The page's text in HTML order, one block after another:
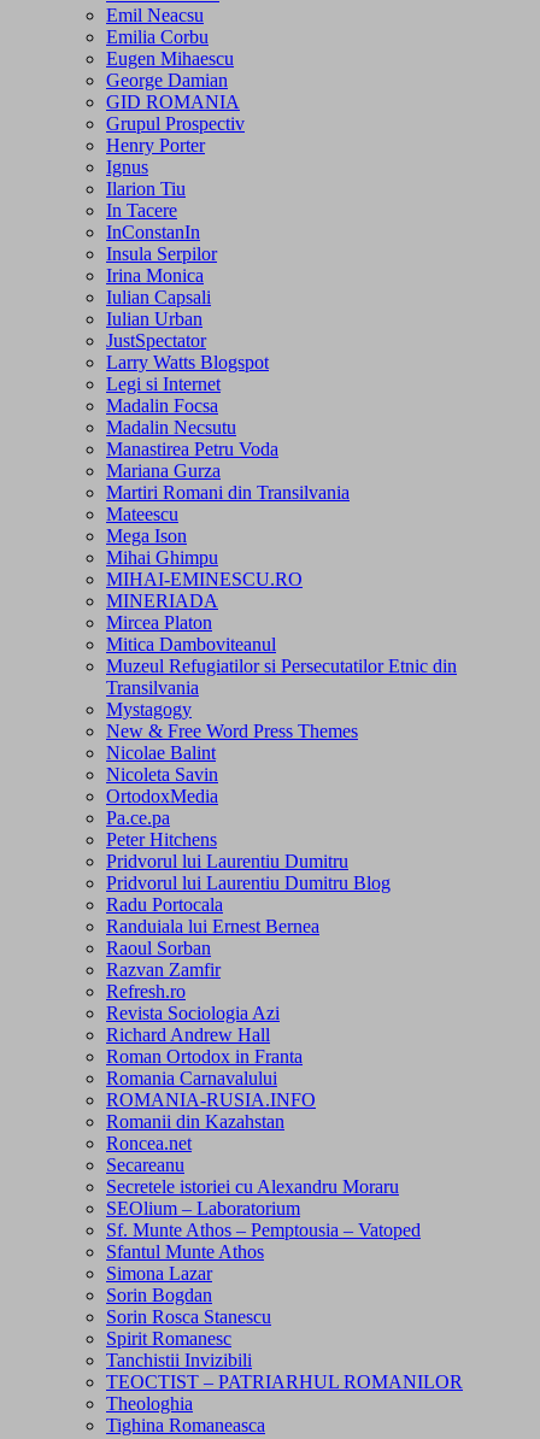
Emil Neacsu
Emilia Corbu
Eugen Mihaescu
George Damian
GID ROMANIA
Grupul Prospectiv
Henry Porter
Ignus
Ilarion Tiu
In Tacere
InConstanIn
Insula Serpilor
Irina Monica
Iulian Capsali
Iulian Urban
JustSpectator
Larry Watts Blogspot
Legi si Internet
Madalin Focsa
Madalin Necsutu
Manastirea Petru Voda
Mariana Gurza
Martiri Romani din Transilvania
Mateescu
Mega Ison
Mihai Ghimpu
MIHAI-EMINESCU.RO
MINERIADA
Mircea Platon
Mitica Damboviteanul
Muzeul Refugiatilor si Persecutatilor Etnic din
Transilvania
Mystagogy
New & Free Word Press Themes
Nicolae Balint
Nicoleta Savin
OrtodoxMedia
Pa.ce.pa
Peter Hitchens
Pridvorul lui Laurentiu Dumitru
Pridvorul lui Laurentiu Dumitru Blog
Radu Portocala
Randuiala lui Ernest Bernea
Raoul Sorban
Razvan Zamfir
Refresh.ro
Revista Sociologia Azi
Richard Andrew Hall
Roman Ortodox in Franta
Romania Carnavalului
ROMANIA-RUSIA.INFO
Romanii din Kazahstan
Roncea.net
Secareanu
Secretele istoriei cu Alexandru Moraru
SEOlium – Laboratorium
Sf. Munte Athos – Pemptousia – Vatoped
Sfantul Munte Athos
Simona Lazar
Sorin Bogdan
Sorin Rosca Stanescu
Spirit Romanesc
Tanchistii Invizibili
TEOCTIST – PATRIARHUL ROMANILOR
Theologhia
Tighina Romaneasca